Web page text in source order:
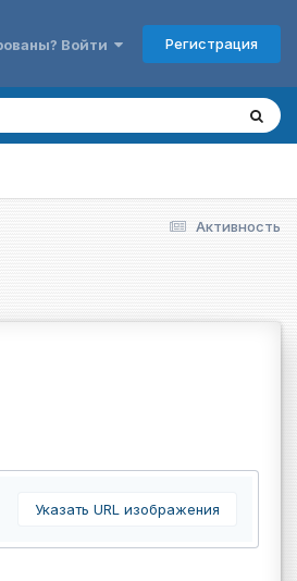
Войти Регистрация
Активность
Указать URL изображения